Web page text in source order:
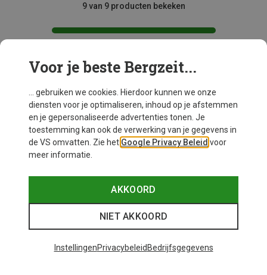
9 van 9 producten bekeken
Mogelijk interessant voor je
Voor je beste Bergzeit...
... gebruiken we cookies. Hierdoor kunnen we onze
diensten voor je optimaliseren, inhoud op je afstemmen
en je gepersonaliseerde advertenties tonen. Je
toestemming kan ook de verwerking van je gegevens in
de VS omvatten. Zie het Google Privacy Beleid voor
meer informatie.
AKKOORD
NIET AKKOORD
InstellingenPrivacybeleid Bedrijfsgegevens